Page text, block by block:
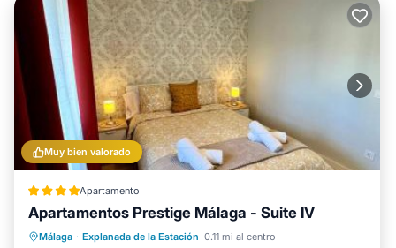
Muy bien valorado
Apartamento
Apartamentos Prestige Málaga - Suite IV
Málaga · Explanada de la Estación 0.11 mi al centro
Aire acondicionado
Internet